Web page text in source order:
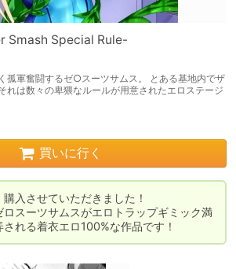
Smash Special Rule-
孤軍奮闘するゼ○スーツサムス。 とある基地内でザ
れは数々の卑猥なルールが用意されたエロステージ
買いに行く
入させていただきました！
ロスーツサムスがエロトラップギミック満
れる着衣エロ100%な作品です！